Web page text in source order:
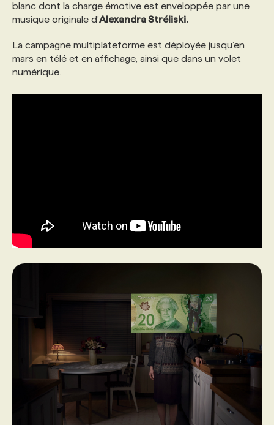
blanc dont la charge émotive est enveloppée par une
musique originale d’Alexandra Stréliski.
La campagne multiplateforme est déployée jusqu’en
mars en télé et en affichage, ainsi que dans un volet
numérique.